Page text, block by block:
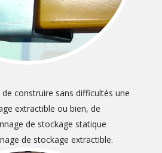
construire sans difficultés une
extractible ou bien, de
de stockage statique
de stockage extractible.